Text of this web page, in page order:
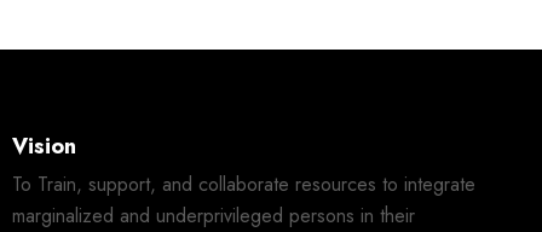
Vision
To Train, support, and collaborate resources to integrate
marginalized and underprivileged persons in their